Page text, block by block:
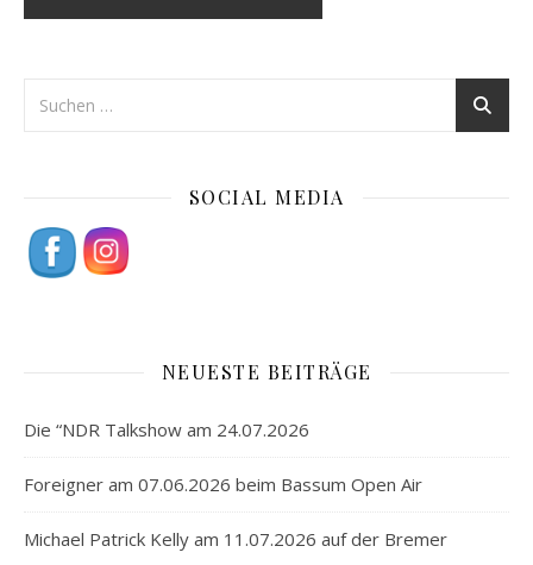
SOCIAL MEDIA
NEUESTE BEITRÄGE
Die “NDR Talkshow am 24.07.2026
Foreigner am 07.06.2026 beim Bassum Open Air
Michael Patrick Kelly am 11.07.2026 auf der Bremer